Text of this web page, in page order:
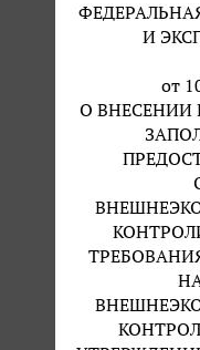
И
от
О ВНЕСЕНИИ